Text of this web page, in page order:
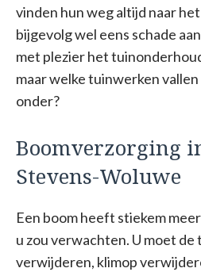
vinden hun weg altijd naar
bijgevolg wel eens schade
met plezier het
maar welke tuinwerken
onder?
Boomverzorging
Stevens-Woluwe
Een boom heeft stiekem
u zou verwachten. U moet de
verwijderen, klimop